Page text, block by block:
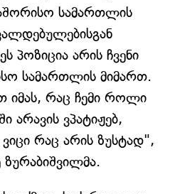
სამართლის
პოზიცია არის ჩვენი
სამართლის მიმართ.
იმას, რაც ჩემი როლი
არავის ვპატიჟებ,
ვიცი რაც არის ზუსტად",